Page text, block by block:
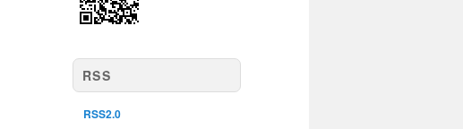
RSS
RSS2.0